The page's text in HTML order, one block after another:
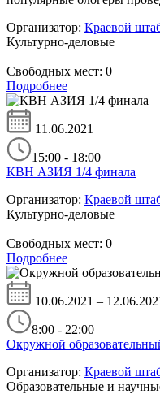
Организатор: Краевой
Культурно-деловые
Свободных мест: 0
Подробнее
11.06.2021
15:00 - 18:00
КВН АЗИЯ 1/4 финала
Организатор: Краевой
Культурно-деловые
Свободных мест: 0
Подробнее
10.06.2021 –
8:00 - 22:00
Окружной
Организатор: Краевой
Образовательные и